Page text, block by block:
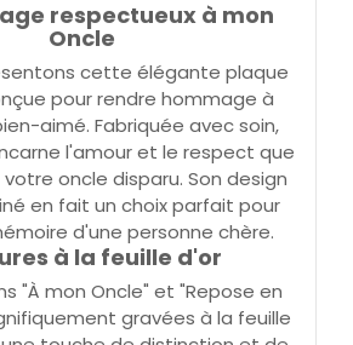
respectueux à mon
Oncle
cette élégante plaque
pour rendre hommage à
aimé. Fabriquée avec soin,
l'amour et le respect que
oncle disparu. Son design
en fait un choix parfait pour
d'une personne chère.
à la feuille d'or
"À mon Oncle" et "Repose en
gravées à la feuille